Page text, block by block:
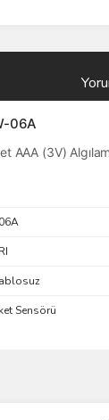
06A
(3V)
Sensörü